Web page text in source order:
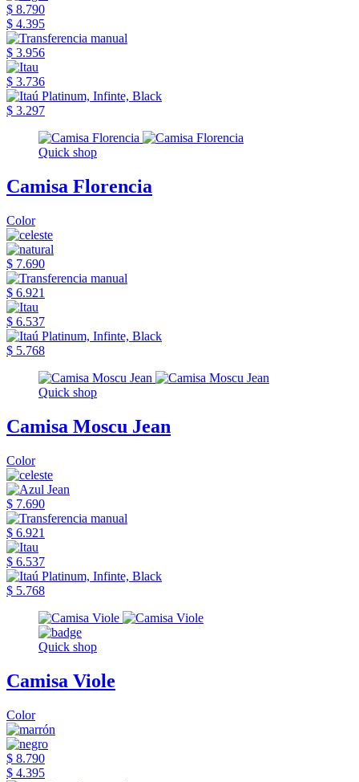
$ 8.790
$ 4.395
$ 3.956
$ 3.736
$ 3.297
Quick shop
Camisa Florencia
Color
$ 7.690
$ 6.921
$ 6.537
$ 5.768
Quick shop
Camisa Moscu Jean
Color
$ 7.690
$ 6.921
$ 6.537
$ 5.768
Quick shop
Camisa Viole
Color
$ 8.790
$ 4.395